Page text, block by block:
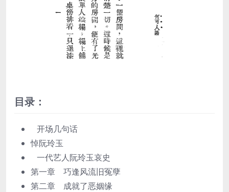
目录：
开场几句话
悼阮玲玉
一代艺人阮玲玉哀史
第一章 巧逢风流旧冤孽
第二章 成就了恶姻缘